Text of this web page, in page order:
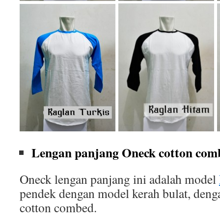
Lengan panjang Oneck cotton
Oneck lengan panjang ini adalah model
pendek dengan model kerah bulat,
cotton combed.